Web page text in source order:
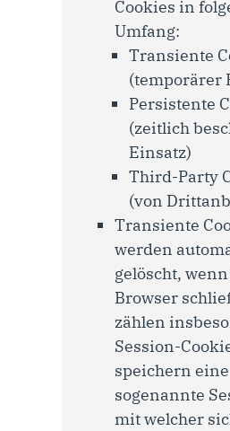
Cookies in
Umfang:
Transiente
(temporärer
Persistente
(zeitlich
Einsatz)
Third-Party
(von
Transiente
werden
gelöscht,
Browser
zählen
Session-
speichern eine
sogenannte
mit welcher